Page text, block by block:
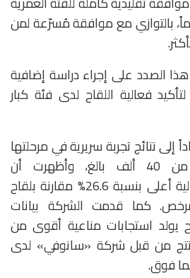
بين 50 و64 عاماً، بالتوازي مع موافقة مُسرّعة لمن
الصدد على إجراء دراسة إضافية
فعالية اللقاح لدى فئة كبار
إلى نتائج تجربة سريرية في مرحلتها
الأخيرة شملت أكثر من 40 ألف بالغ، وأظهرت أن
«mFlusiva» حقق فعالية أعلى بنسبة 26.6% مقارنة بلقاح
كما قدمت الشركة بيانات
يولد استجابات مناعية أقوى من
من قبل شركة «سانوفي» لدى